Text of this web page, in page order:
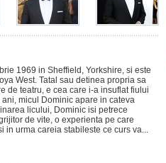
1969 in Sheffield, Yorkshire, si este
West. Tatal sau detinea propria sa
de teatru, e cea care i-a insuflat fiului
micul Dominic apare in cateva
licului, Dominic isi petrece
de vite, o experienta pe care
in urma careia stabileste ce curs va...